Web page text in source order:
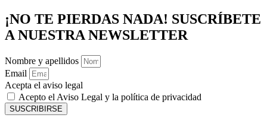
¡NO TE PIERDAS NADA! SUSCRÍBETE
A NUESTRA NEWSLETTER
Nombre y apellidos
Email
Acepta el aviso legal
Acepto el Aviso Legal y la política de privacidad
SUSCRIBIRSE